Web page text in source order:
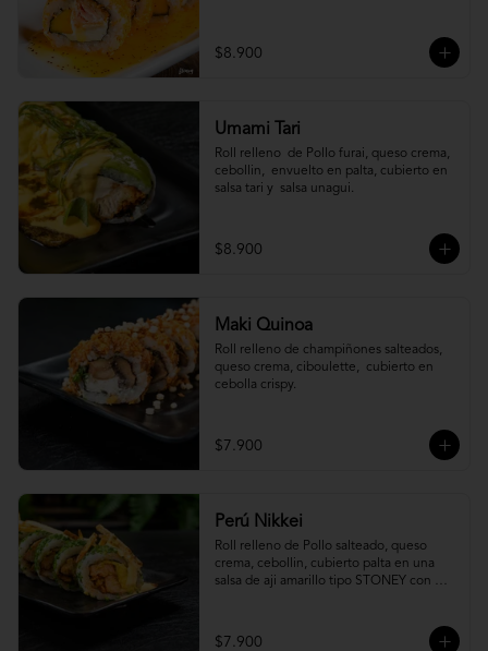
$8.900
Umami Tari
Roll relleno  de Pollo furai, queso crema,
cebollin,  envuelto en palta, cubierto en
salsa tari y  salsa unagui.
$8.900
Maki Quinoa
​Roll relleno de champiñones salteados,
queso crema, ciboulette,  cubierto en
cebolla crispy.
$7.900
Perú Nikkei
Roll relleno de Pollo salteado, queso
crema, cebollin, cubierto palta en una
salsa de aji amarillo tipo STONEY con
$7.900